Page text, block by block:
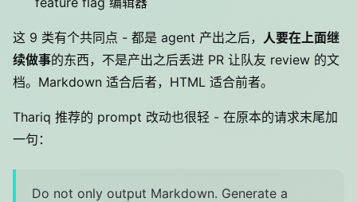
这 9 类有个共同点 - 都是 agent 产出之后， 人要在上面继
续做事的东西，不是产出之后丢进 PR 让队友 review 的文
档。Markdown 适合后者，HTML 适合前者。
Thariq 推荐的 prompt 改动也很轻 - 在原本的请求末尾加
一句：
Do not only output Markdown. Generate a